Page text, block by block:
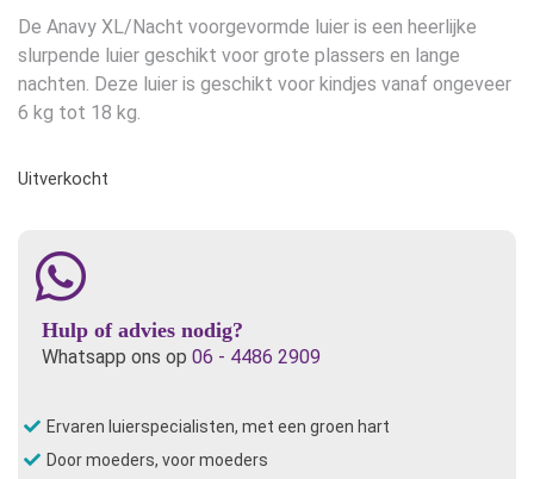
€19,95.€15,96.
De Anavy XL/Nacht voorgevormde luier is een heerlijke
slurpende luier geschikt voor grote plassers en lange
nachten. Deze luier is geschikt voor kindjes vanaf ongeveer
6 kg tot 18 kg.
Uitverkocht
Hulp of advies nodig?
Whatsapp ons op 06 - 4486 2909
Ervaren luierspecialisten, met een groen hart
Door moeders, voor moeders